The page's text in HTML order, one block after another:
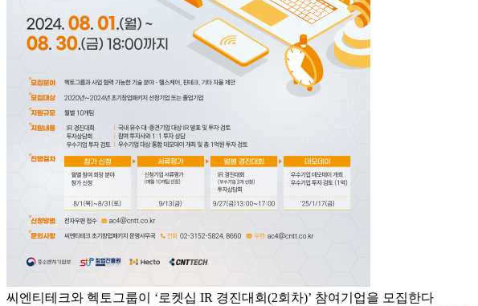
씨엔티테크와 헥토그룹이 ‘로켓십 IR 경진대회(2회차)’ 참여기업을 모집한다